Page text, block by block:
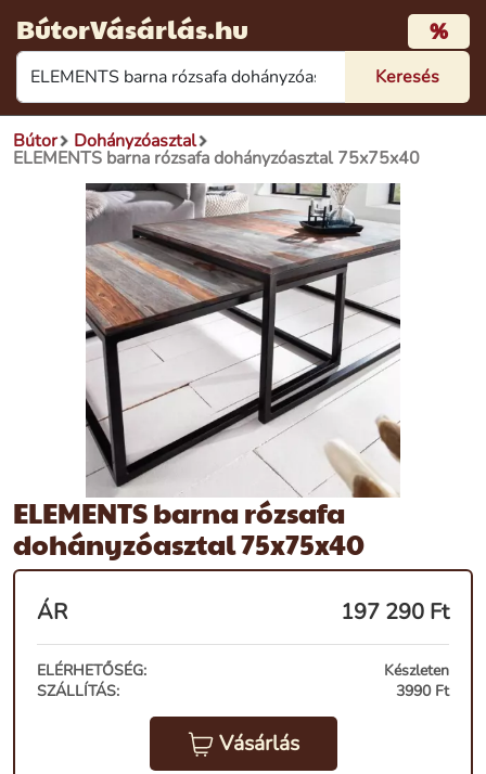
BútorVásárlás.hu %
Bútor Dohányzóasztal
ELEMENTS barna rózsafa dohányzóasztal 75x75x40
ELEMENTS barna rózsafa
dohányzóasztal 75x75x40
ÁR 197 290 Ft
ELÉRHETŐSÉG:
Készleten
SZÁLLÍTÁS:
3990 Ft
Vásárlás